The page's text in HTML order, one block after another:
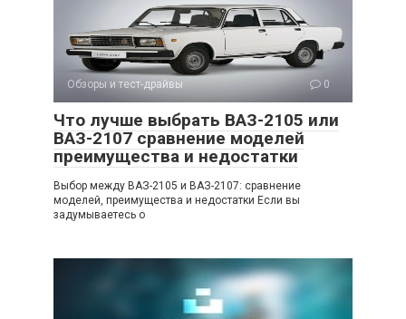
Обзоры и тест-драйвы 0
Что лучше выбрать ВАЗ-2105 или
ВАЗ-2107 сравнение моделей
преимущества и недостатки
Выбор между ВАЗ-2105 и ВАЗ-2107: сравнение
моделей, преимущества и недостатки Если вы
задумываетесь о